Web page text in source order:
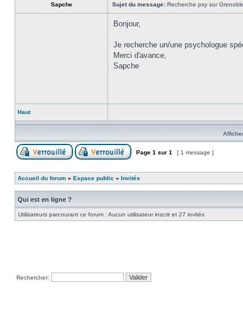
Sapche Sujet du message: Recherche psy sur Grenoble
Bonjour,
Je recherche un/une psychologue
Merci d'avance,
Sapche
Haut
Page 1 sur 1 [ 1 message ]
Accueil du forum » Espace public » Invités
Qui est en ligne ?
Utilisateurs parcourant ce forum : Aucun utilisateur inscrit et 27 invités
Rechercher: